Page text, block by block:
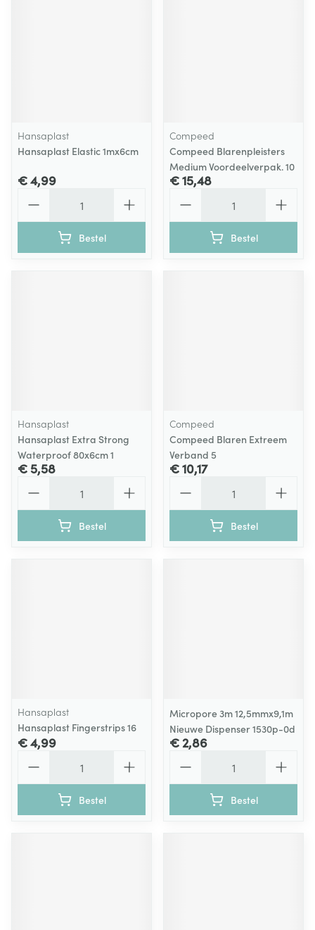
Hansaplast
Hansaplast Elastic 1mx6cm
€ 4,99
Bestel
Compeed
Compeed Blarenpleisters
Medium Voordeelverpak. 10
€ 15,48
Bestel
Hansaplast
Hansaplast Extra Strong
Waterproof 80x6cm 1
€ 5,58
Bestel
Compeed
Compeed Blaren Extreem
Verband 5
€ 10,17
Bestel
Hansaplast
Hansaplast Fingerstrips 16
€ 4,99
Bestel
Micropore 3m 12,5mmx9,1m
Nieuwe Dispenser 1530p-0d
€ 2,86
Bestel